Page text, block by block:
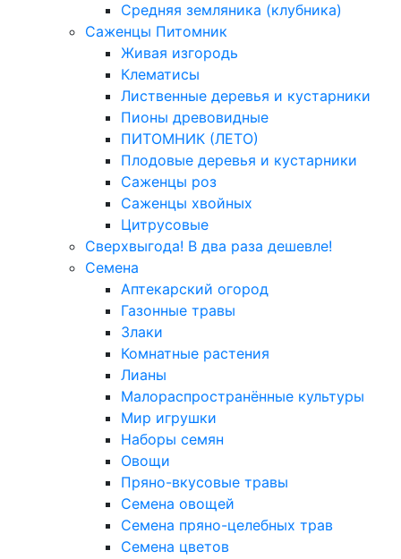
Средняя земляника (клубника)
Саженцы Питомник
Живая изгородь
Клематисы
Лиственные деревья и кустарники
Пионы древовидные
ПИТОМНИК (ЛЕТО)
Плодовые деревья и кустарники
Саженцы роз
Саженцы хвойных
Цитрусовые
Сверхвыгода! В два раза дешевле!
Семена
Аптекарский огород
Газонные травы
Злаки
Комнатные растения
Лианы
Малораспространённые культуры
Мир игрушки
Наборы семян
Овощи
Пряно-вкусовые травы
Семена овощей
Семена пряно-целебных трав
Семена цветов